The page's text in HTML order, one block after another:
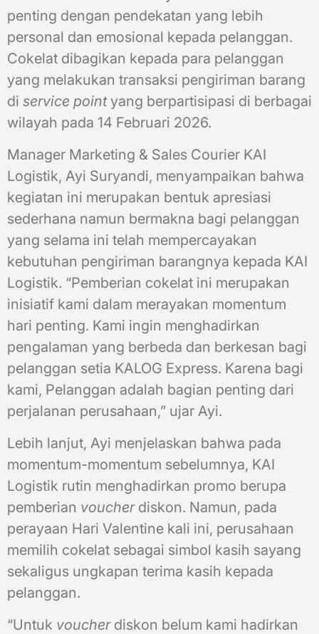
penting dengan pendekatan yang lebih
personal dan emosional kepada pelanggan.
Cokelat dibagikan kepada para pelanggan
yang melakukan transaksi pengiriman barang
di service pointyang berpartisipasi di berbagai
wilayah pada 14 Februari 2026.
Manager Marketing & Sales Courier KAI
Logistik, Ayi Suryandi, menyampaikan bahwa
kegiatan ini merupakan bentuk apresiasi
sederhana namun bermakna bagi pelanggan
yang selama ini telah mempercayakan
kebutuhan pengiriman barangnya kepada KAI
Logistik. “Pemberian cokelat ini merupakan
inisiatif kami dalam merayakan momentum
hari penting. Kami ingin menghadirkan
pengalaman yang berbeda dan berkesan bagi
pelanggan setia KALOG Express. Karena bagi
kami, Pelanggan adalah bagian penting dari
perjalanan perusahaan,” ujar Ayi.
Lebih lanjut, Ayi menjelaskan bahwa pada
momentum-momentum sebelumnya, KAI
Logistik rutin menghadirkan promo berupa
pemberian voucher diskon. Namun, pada
perayaan Hari Valentine kali ini, perusahaan
memilih cokelat sebagai simbol kasih sayang
sekaligus ungkapan terima kasih kepada
pelanggan.
“Untuk voucherdiskon belum kami hadirkan